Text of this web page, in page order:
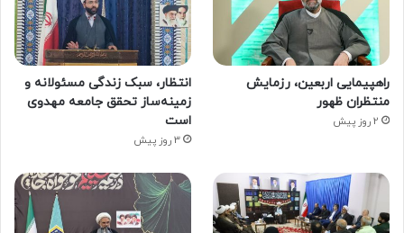
راهپیمایی اربعین، رزمایش
منتظران ظهور
2 روز پیش
انتظار، سبک زندگی مسئولانه و
زمینه‌ساز تحقق جامعه مهدوی
است
3 روز پیش